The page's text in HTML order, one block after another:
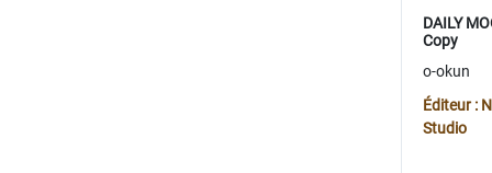
DAILY
Copy
o-okun
Éditeur :
Studio